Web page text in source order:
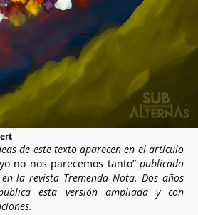
de este texto aparecen en el artículo
no nos parecemos tanto” publicado
la revista Tremenda Nota. Dos años
esta versión ampliada y con